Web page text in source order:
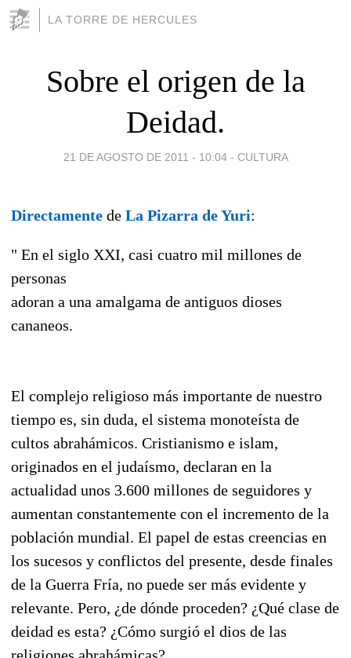
LA TORRE DE HERCULES
Sobre el origen de la
Deidad.
21 DE AGOSTO DE 2011 - 10:04 - CULTURA
Directamente de La Pizarra de Yuri:
" En el siglo XXI, casi cuatro mil millones de
personas
adoran a una amalgama de antiguos dioses
cananeos.
El complejo religioso más importante de nuestro
tiempo es, sin duda, el sistema monoteísta de
cultos abrahámicos. Cristianismo e islam,
originados en el judaísmo, declaran en la
actualidad unos 3.600 millones de seguidores y
aumentan constantemente con el incremento de la
población mundial. El papel de estas creencias en
los sucesos y conflictos del presente, desde finales
de la Guerra Fría, no puede ser más evidente y
relevante. Pero, ¿de dónde proceden? ¿Qué clase de
deidad es esta? ¿Cómo surgió el dios de las